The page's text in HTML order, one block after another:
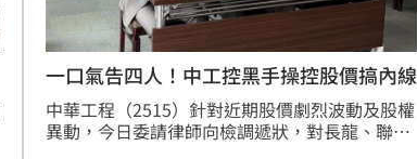
一口氣告四人！中工控黑手操控股價搞內線
中華工程（2515）針對近期股價劇烈波動及股權
異動，今日委請律師向檢調遞狀，對長龍、聯